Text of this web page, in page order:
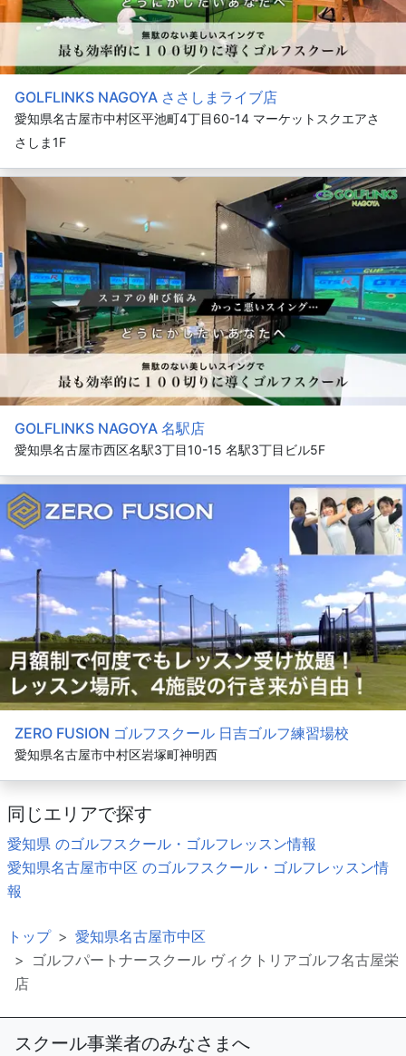
GOLFLINKS NAGOYA ささしまライブ店
愛知県名古屋市中村区平池町4丁目60-14 マーケットスクエアさ
さしま1F
GOLFLINKS NAGOYA 名駅店
愛知県名古屋市西区名駅3丁目10-15 名駅3丁目ビル5F
ZERO FUSION ゴルフスクール 日吉ゴルフ練習場校
愛知県名古屋市中村区岩塚町神明西
同じエリアで探す
愛知県 のゴルフスクール・ゴルフレッスン情報
愛知県名古屋市中区 のゴルフスクール・ゴルフレッスン情
報
トップ
愛知県名古屋市中区
ゴルフパートナースクール ヴィクトリアゴルフ名古屋栄
店
スクール事業者のみなさまへ